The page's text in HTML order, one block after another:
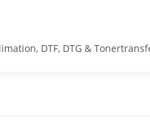
DTF, DTG &